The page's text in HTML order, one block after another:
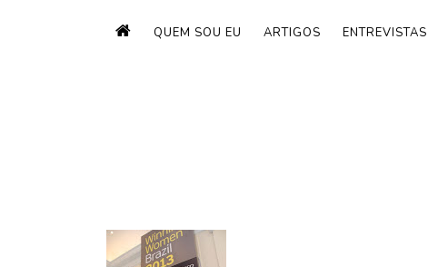
QUEM SOU EU ARTIGOS ENTREVISTAS